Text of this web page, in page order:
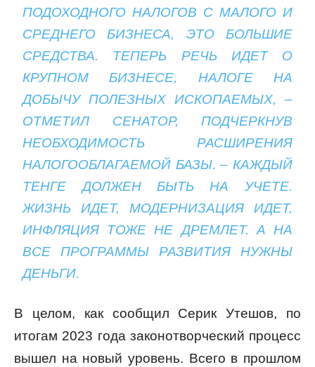
ПОДОХОДНОГО НАЛОГОВ С МАЛОГО И
СРЕДНЕГО БИЗНЕСА, ЭТО БОЛЬШИЕ
СРЕДСТВА. ТЕПЕРЬ РЕЧЬ ИДЕТ О
КРУПНОМ БИЗНЕСЕ, НАЛОГЕ НА
ДОБЫЧУ ПОЛЕЗНЫХ ИСКОПАЕМЫХ, –
ОТМЕТИЛ СЕНАТОР, ПОДЧЕРКНУВ
НЕОБХОДИМОСТЬ РАСШИРЕНИЯ
НАЛОГООБЛАГАЕМОЙ БАЗЫ. – КАЖДЫЙ
ТЕНГЕ ДОЛЖЕН БЫТЬ НА УЧЕТЕ.
ЖИЗНЬ ИДЕТ, МОДЕРНИЗАЦИЯ ИДЕТ,
ИНФЛЯЦИЯ ТОЖЕ НЕ ДРЕМЛЕТ. А НА
ВСЕ ПРОГРАММЫ РАЗВИТИЯ НУЖНЫ
ДЕНЬГИ.
В целом, как сообщил Серик Утешов, по
итогам 2023 года законотворческий процесс
вышел на новый уровень. Всего в прошлом